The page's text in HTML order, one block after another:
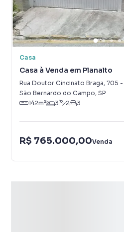
Casa
Casa à Venda em Planalto
Rua Doutor Cincinato Braga, 705 -
São Bernardo do Campo, SP
142m² 3 2 3
R$ 765.000,00Venda